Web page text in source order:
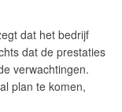
dat het bedrijf
dat de prestaties
verwachtingen.
plan te komen,